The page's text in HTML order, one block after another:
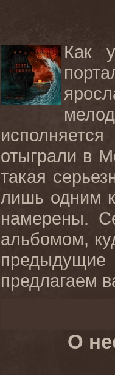
Как
отыграли в
такая
лишь одним
намерены.
альбомом,
предлагаем
О